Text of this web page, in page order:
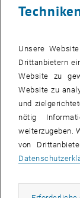
Menschen im
Rolle", betont
Konferenz an der
Gründen ist die
das Gebiet der
Wichtig ist bei
arbeiten
lösen.
Unsere
Drittanbietern
Website zu
Website zu
und
nötig
weiterzugeben.
von